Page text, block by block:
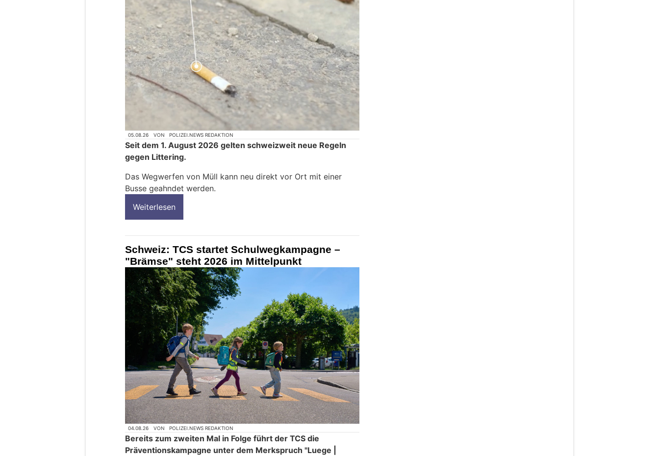
05.08.26 VON POLIZEI.NEWS REDAKTION
Seit dem 1. August 2026 gelten schweizweit neue Regeln
gegen Littering.
Das Wegwerfen von Müll kann neu direkt vor Ort mit einer
Busse geahndet werden.
Weiterlesen
Schweiz: TCS startet Schulwegkampagne –
"Brämse" steht 2026 im Mittelpunkt
04.08.26 VON POLIZEI.NEWS REDAKTION
Bereits zum zweiten Mal in Folge führt der TCS die
Präventionskampagne unter dem Merkspruch "Luege |